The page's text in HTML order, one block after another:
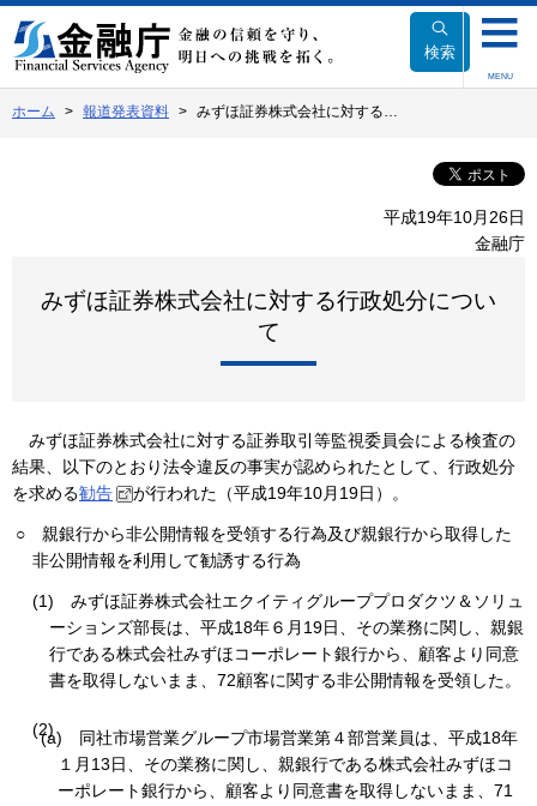
文
へ
動
検索
MENU
ホーム 報道発表資料 みずほ証券株式会社に対する…
平成19年10月26日
金融庁
みずほ証券株式会社に対する行政処分につい
て
みずほ証券株式会社に対する証券取引等監視委員会による検査の
結果、以下のとおり法令違反の事実が認められたとして、行政処分
を求める勧告 が行われた（平成19年10月19日）。
○
親銀行から非公開情報を受領する行為及び親銀行から取得した
非公開情報を利用して勧誘する行為
(1)
みずほ証券株式会社エクイティグループプロダクツ＆ソリュ
ーションズ部長は、平成18年６月19日、その業務に関し、親銀
行である株式会社みずほコーポレート銀行から、顧客より同意
書を取得しないまま、72顧客に関する非公開情報を受領した。
(2)(a)
同社市場営業グループ市場営業第４部営業員は、平成18年
１月13日、その業務に関し、親銀行である株式会社みずほコ
ーポレート銀行から、顧客より同意書を取得しないまま、71